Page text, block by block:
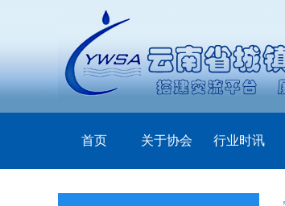
首页 关于协会 行业时讯